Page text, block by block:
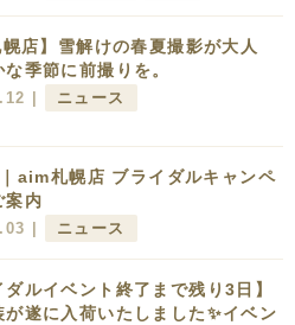
幌店】雪解けの春夏撮影が大人
季節に前撮りを。
| ニュース
aim札幌店 ブライダルキャンペ
案内
| ニュース
ダルイベント終了まで残り3日】
が遂に入荷いたしました✨イベン